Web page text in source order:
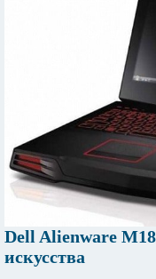
Dell Alienware
искусства